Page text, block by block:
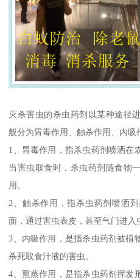
灭杀害虫的杀虫药剂以某种途径
般分为胃毒作用、触杀作用、内吸
1、胃毒作用，指杀虫药剂喷洒在
当害虫取食时，杀虫药剂随食物
用。
2、触杀作用，指杀虫药剂喷洒
面，通过害虫表皮，甚至气门进入
3、内吸作用，是指杀虫药剂被植
杀死取食汁液的害虫。
4、熏蒸作用，是指杀虫药剂挥发